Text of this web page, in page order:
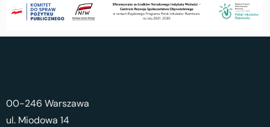
00-246 Warszawa
ul. Miodowa 14